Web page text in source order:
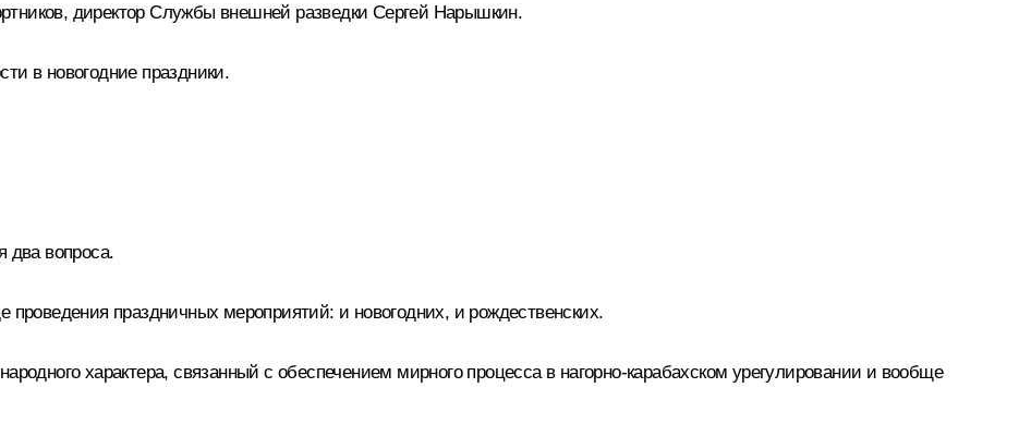
, директор Службы внешней разведки Сергей Нарышкин.
в новогодние праздники.
два вопроса.
проведения праздничных мероприятий: и новогодних, и рождественских.
характера, связанный с обеспечением мирного процесса в нагорно-карабахском урегулировании и вообще